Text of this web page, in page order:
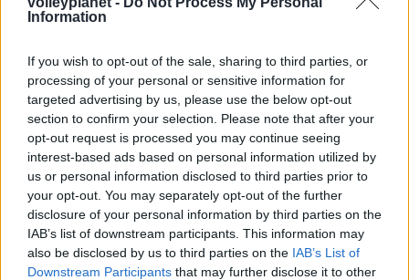
Information
If you wish to opt-out of the sale, sharing to third parties, or
processing of your personal or sensitive information for
targeted advertising by us, please use the below opt-out
section to confirm your selection. Please note that after your
opt-out request is processed you may continue seeing
interest-based ads based on personal information utilized by
us or personal information disclosed to third parties prior to
your opt-out. You may separately opt-out of the further
disclosure of your personal information by third parties on the
IAB’s list of downstream participants. This information may
also be disclosed by us to third parties on the IAB’s List of
Downstream Participants that may further disclose it to other
06/08/2026
Το πάλεψε μέχρι τέλους η Εθνική γυναικών κόντρα
06/08/2026
Η FIVB σχεδιάζει να διοργανώσει το Παγκόσμιο
Πρωτάθλημα τον Δεκέμβριο – Αντιδρούν οι σύλλογοι
06/08/2026
Έτοιμη για… υψηλές πτήσεις η Μπενφίκα του Ψάρρα
με τον «Ιπτάμενο Ολλανδό» Βίλτενμπουργκ